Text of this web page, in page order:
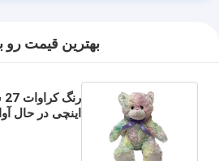
بهترين قيمت رو
اینچی در حال